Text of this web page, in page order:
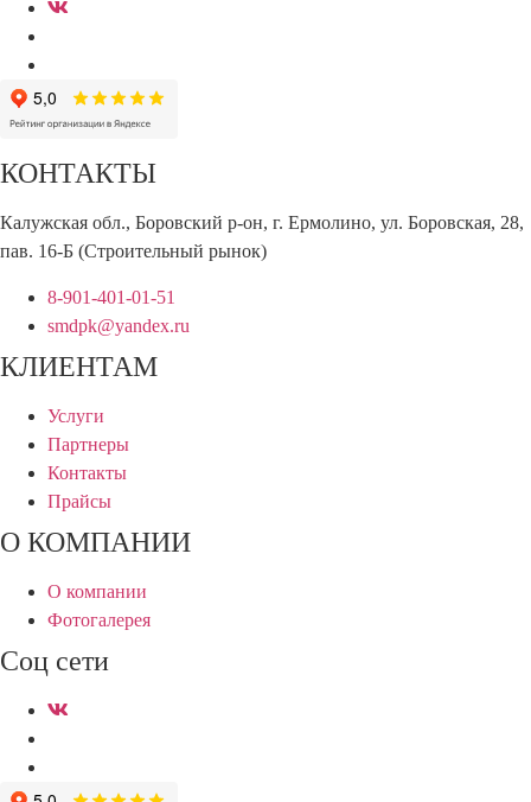
КОНТАКТЫ
Калужская обл., Боровский р-он, г. Ермолино, ул. Боровская, 28,
пав. 16-Б (Строительный рынок)
8-901-401-01-51
smdpk@yandex.ru
КЛИЕНТАМ
Услуги
Партнеры
Контакты
Прайсы
О КОМПАНИИ
О компании
Фотогалерея
Соц сети